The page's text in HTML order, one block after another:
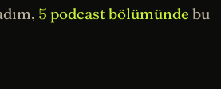
5 podcast bölümünde bu